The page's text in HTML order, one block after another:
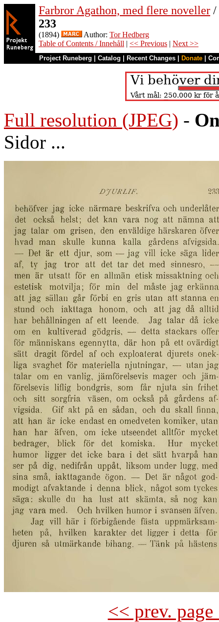
Farbror Agathon, med flere noveller /
233
(1894) Author: Tor Hedberg
Table of Contents / Innehåll | << Previous | Next >>
Project Runeberg Catalog Recent Changes Donate
Full resolution (JPEG) -
Sidor ...
<< prev.